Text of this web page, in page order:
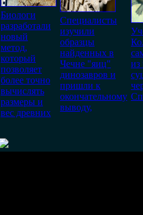
Биологи
разработали
новый
метод,
который
позволяет
более точно
вычислять
размеры и
вес древних
Специалисты
изучили
образцы
найденных в
Чечне "яиц"
динозавров и
пришли к
окончательному
выводу,
из